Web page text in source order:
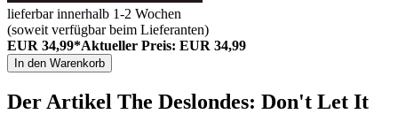
lieferbar innerhalb 1-2 Wochen
(soweit verfügbar beim Lieferanten)
EUR 34,99*Aktueller Preis: EUR 34,99
In den Warenkorb
Der Artikel The Deslondes: Don't Let It